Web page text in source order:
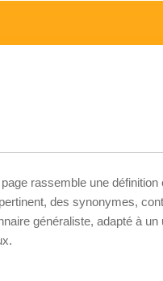
rassemble une définition
des synonymes,
généraliste, adapté à